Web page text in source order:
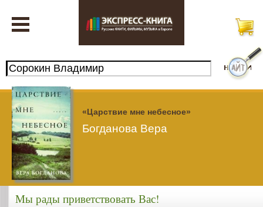
«Царствие мне небесное»
Богданова Вера
Мы рады приветствовать Вас!